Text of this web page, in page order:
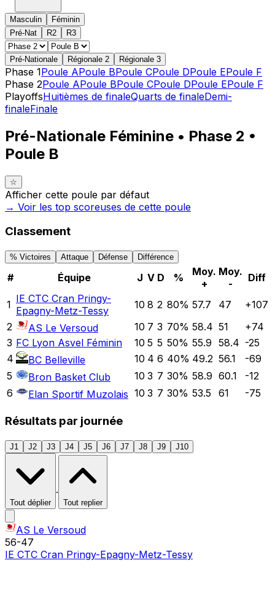
Masculin
Féminin
Pré-Nat
R2 R3
Pré-Nationale Régionale 2 Régionale 3
Phase 1Poule APoule BPoule CPoule DPoule EPoule F
Phase 2Poule APoule BPoule CPoule DPoule EPoule F
PlayoffsHuitièmes de finaleQuarts de finaleDemi-
finaleFinale
Pré-Nationale Féminine • Phase 2 •
Poule B
☆
Afficher cette poule par défaut
→ Voir les top scoreuses de cette poule
Classement
% Victoires Attaque Défense Différence
# Équipe J V D %
Moy.
+
Moy.
-
Diff
1 IE CTC Cran Pringy-
Epagny-Metz-Tessy
10 8 2 80% 57.7 47 +107
2
AS Le Versoud 10 7 3 70% 58.4 51 +74
3 FC Lyon Asvel Féminin 10 5 5 50% 55.9 58.4 -25
4
BC Belleville 10 4 6 40% 49.2 56.1
-69
5
Bron Basket Club 10 3 7 30% 58.9 60.1
-12
6
Elan Sportif Muzolais 10 3 7 30% 53.5 61 -75
Résultats par journée
J1 J2 J3 J4 J5 J6 J7 J8 J9 J10
Tout déplier
·
Tout replier
AS Le Versoud
56-47
IE CTC Cran Pringy-Epagny-Metz-Tessy